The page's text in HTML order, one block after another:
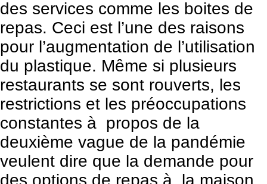
des services comme les boites de
repas. Ceci est l’une des raisons
pour l’augmentation de l’utilisation
du plastique. Même si plusieurs
restaurants se sont rouverts, les
restrictions et les préoccupations
constantes à propos de la
deuxième vague de la pandémie
veulent dire que la demande pour
des options de repas à la maison